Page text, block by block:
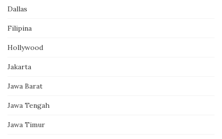
Dallas
Filipina
Hollywood
Jakarta
Jawa Barat
Jawa Tengah
Jawa Timur